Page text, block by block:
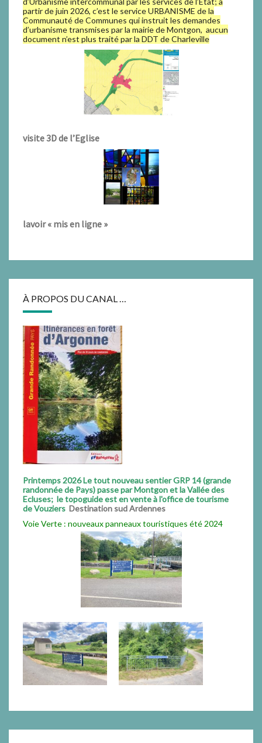
partir de juin 2026, c’est le service URBANISME de la
Communauté de Communes qui instruit les demandes
d’urbanisme transmises par la mairie de Montgon, aucun
document n’est plus traité par la DDT de Charleville
visite 3D de l’Eglise
lavoir « mis en ligne »
À PROPOS DU CANAL …
Printemps 2026 Le tout nouveau sentier GRP 14 (grande
randonnée de Pays) passe par Montgon et la Vallée des
Ecluses; le topoguide est en vente à l'office de tourisme
de Vouziers Destination sud Ardennes
Voie Verte : nouveaux panneaux touristiques été 2024